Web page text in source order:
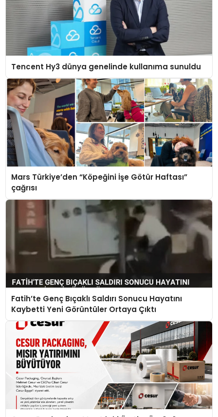
Tencent Hy3 dünya genelinde kullanıma sunuldu
Mars Türkiye’den “Köpeğini İşe Götür Haftası”
çağrısı
Fatih’te Genç Bıçaklı Saldırı Sonucu Hayatını
Kaybetti Yeni Görüntüler Ortaya Çıktı